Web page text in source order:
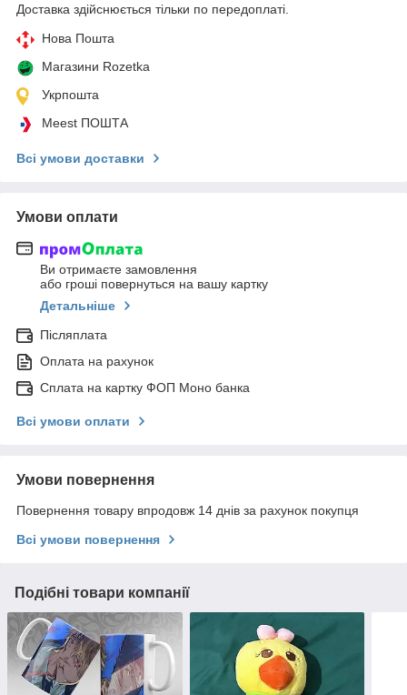
Доставка здійснюється тільки по передоплаті.
Нова Пошта
Магазини Rozetka
Укрпошта
Meest ПОШТА
Всі умови доставки
Умови оплати
Ви отримаєте замовлення
або гроші повернуться на вашу картку
Детальніше
Післяплата
Оплата на рахунок
Сплата на картку ФОП Моно банка
Всі умови оплати
Умови повернення
Повернення товару впродовж 14 днів за рахунок покупця
Всі умови повернення
Подібні товари компанії